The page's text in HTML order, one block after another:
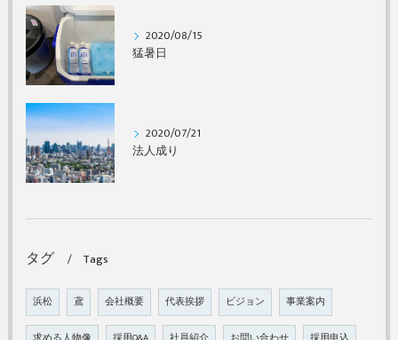
2020/08/15
猛暑日
2020/07/21
法人成り
タグ Tags
浜松 鳶 会社概要 代表挨拶 ビジョン 事業案内